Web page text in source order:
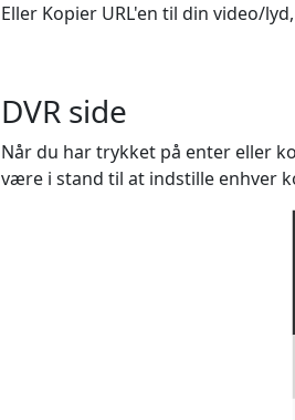
Eller Kopier URL'en til din video/
DVR side
Når du har trykket på enter eller
være i stand til at indstille enhver